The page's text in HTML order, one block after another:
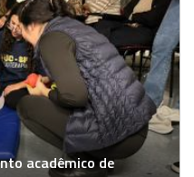
acadêmico de